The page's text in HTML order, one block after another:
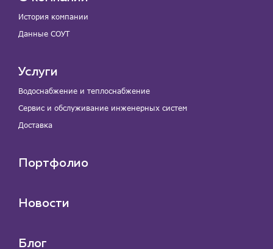
История компании
Данные СОУТ
Услуги
Водоснабжение и теплоснабжение
Сервис и обслуживание инженерных систем
Доставка
Портфолио
Новости
Блог